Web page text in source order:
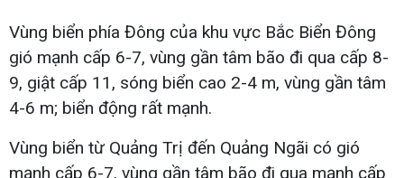
Vùng biển phía Đông của khu vực Bắc Biển Đông
gió mạnh cấp 6-7, vùng gần tâm bão đi qua cấp 8-
9, giật cấp 11, sóng biển cao 2-4 m, vùng gần tâm
4-6 m; biển động rất mạnh.
Vùng biển từ Quảng Trị đến Quảng Ngãi có gió
mạnh cấp 6-7, vùng gần tâm bão đi qua mạnh cấp